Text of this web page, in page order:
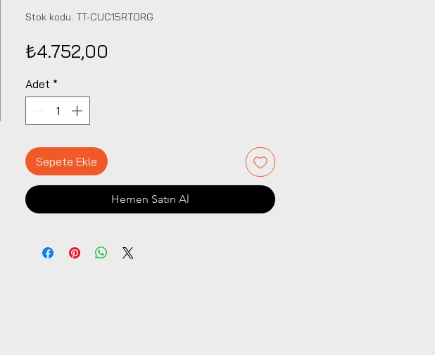
Stok kodu: TT-CUC15RTORG
₺4.752,00
Adet *
Sepete Ekle
Hemen Satın Al